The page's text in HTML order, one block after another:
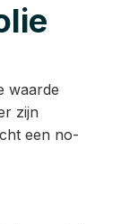
waarde
zijn
een no-